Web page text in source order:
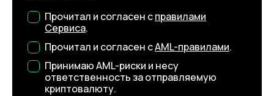
Прочитал и согласен справилами
Сервиса.
Прочитал и согласен сAML-правилами.
Принимаю AML-риски и несу
ответственность за отправляемую
криптовалюту.